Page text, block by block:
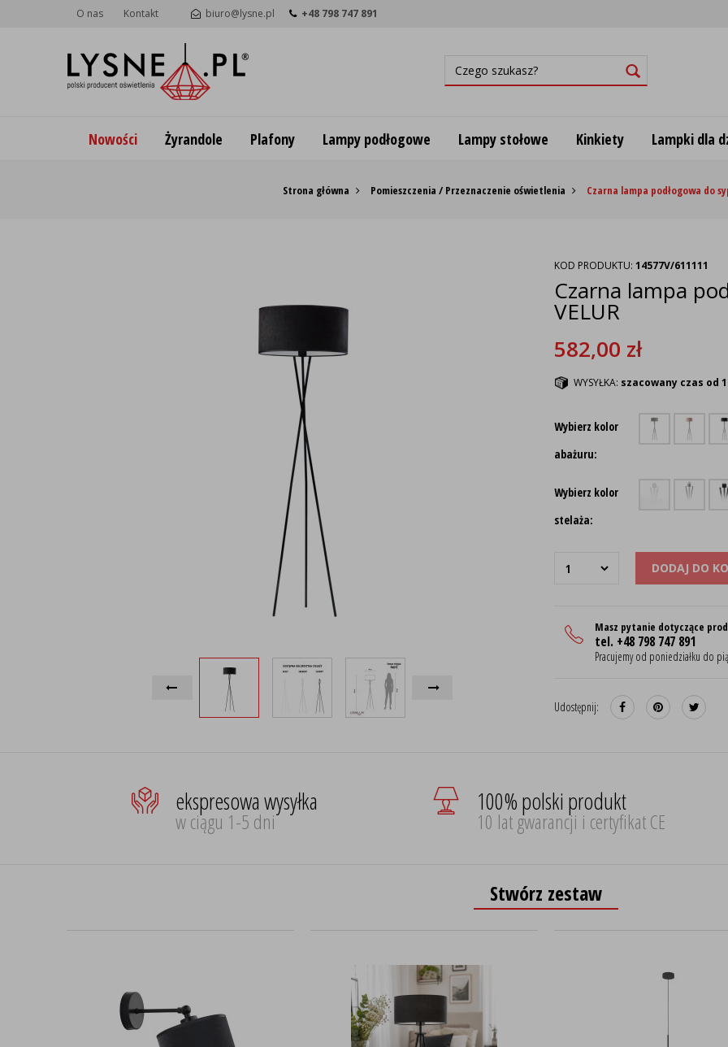
O nas Kontakt biuro@lysne.pl +48 798 747 891
Nowości Żyrandole Plafony Lampy podłogowe Lampy stołowe Kinkiety Lampki dla
Strona główna Pomieszczenia / Przeznaczenie oświetlenia Czarna lampa podłogowa do
KOD PRODUKTU: 14577V/611111
Czarna lampa
VELUR
582,00 zł
WYSYŁKA: szacowany czas od
Wybierz kolor
abażuru:
Wybierz kolor
stelaża:
DODAJ DO
Masz pytanie dotyczące
tel. +48 798 747 891
Pracujemy od poniedziałku do
Udostępnij:
ekspresowa wysyłka
w ciągu 1-5 dni
100% polski produkt
10 lat gwarancji i certyfikat CE
Stwórz zestaw